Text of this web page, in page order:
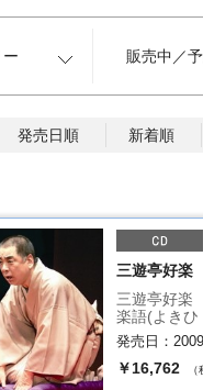
販売中／
発売日順 新着順
三遊亭好楽
三遊亭好楽
楽語(よきひ
発売日：
￥16,762 （